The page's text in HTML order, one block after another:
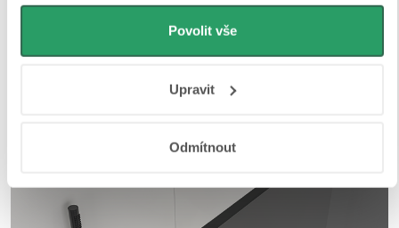
můžeme používat cookies pro analytiku a
personalizovanou reklamu. Jak Google zpracovává
osobní údaje najdete na stránkách
Povolit vše
Upravit
Odmítnout